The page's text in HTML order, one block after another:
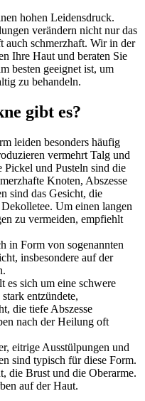
hohen Leidensdruck.
verändern nicht nur das
auch schmerzhaft. Wir in der
Ihre Haut und beraten Sie
besten geeignet ist, um
zu behandeln.
gibt es?
leiden besonders häufig
vermehrt Talg und
Pickel und Pusteln sind die
Knoten, Abszesse
sind das Gesicht, die
Um einen langen
zu vermeiden, empfiehlt
in Form von sogenannten
insbesondere auf der
es sich um eine schwere
entzündete,
die tiefe Abszesse
nach der Heilung oft
eitrige Ausstülpungen und
sind typisch für diese Form.
die Brust und die Oberarme.
auf der Haut.